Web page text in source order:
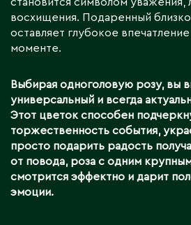
восхищения. Подаренный
оставляет глубокое
моменте.
Выбирая одноголовую розу, вы
универсальный и всегда
Этот цветок способен
торжественность события,
просто подарить радость
от повода, роза с одним
смотрится эффектно и дарит
эмоции.